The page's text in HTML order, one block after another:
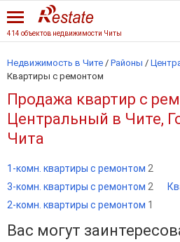
414 объектов недвижимости Читы
Недвижимость в Чите / Районы /
Квартиры с ремонтом
Продажа квартир с
Центральный в Чите,
Чита
1-комн. квартиры с ремонтом 2
3-комн. квартиры с ремонтом 2
2-комн. квартиры с ремонтом 1
Вас могут